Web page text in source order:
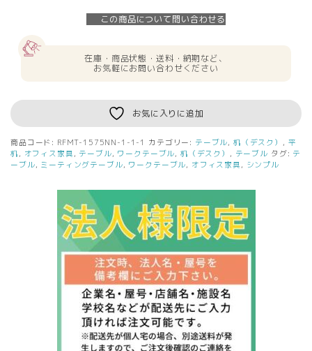
この商品について問い合わせる
在庫・商品状態・送料・納期など、
お気軽にお問い合わせください
お気に入りに追加
商品コード: RFMT-1575NN-1-1-1 カテゴリー: テーブル, 机（デスク） , 平
机 , オフィス家具 , テーブル, ワークテーブル, 机（デスク） , テーブル タグ: テ
ーブル, ミーティングテーブル, ワークテーブル, オフィス家具 , シンプル